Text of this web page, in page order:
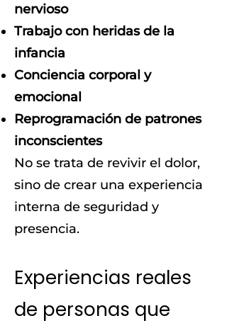
nervioso
Trabajo con heridas de la
infancia
Conciencia corporal y
emocional
Reprogramación de patrones
inconscientes
No se trata de revivir el dolor,
sino de crear una experiencia
interna de seguridad y
presencia.
Experiencias reales
de personas que